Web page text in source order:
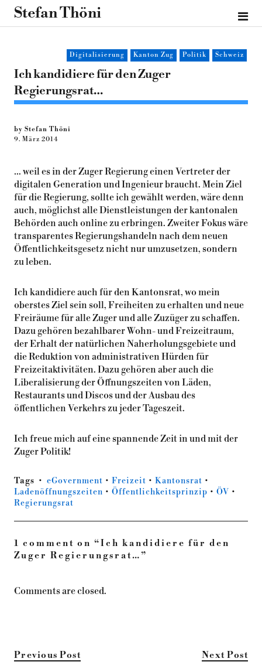
Stefan Thöni
Digitalisierung Kanton Zug Politik Schweiz
Ich kandidiere für den Zuger
Regierungsrat…
by Stefan Thöni
9. März 2014
… weil es in der Zuger Regierung einen Vertreter der
digitalen Generation und Ingenieur braucht. Mein Ziel
für die Regierung, sollte ich gewählt werden, wäre denn
auch, möglichst alle Dienstleistungen der kantonalen
Behörden auch online zu erbringen. Zweiter Fokus wäre
transparentes Regierungshandeln nach dem neuen
Öffentlichkeitsgesetz nicht nur umzusetzen, sondern
zu leben.
Ich kandidiere auch für den Kantonsrat, wo mein
oberstes Ziel sein soll, Freiheiten zu erhalten und neue
Freiräume für alle Zuger und alle Zuzüger zu schaffen.
Dazu gehören bezahlbarer Wohn- und Freizeitraum,
der Erhalt der natürlichen Naherholungsgebiete und
die Reduktion von administrativen Hürden für
Freizeitaktivitäten. Dazu gehören aber auch die
Liberalisierung der Öffnungszeiten von Läden,
Restaurants und Discos und der Ausbau des
öffentlichen Verkehrs zu jeder Tageszeit.
Ich freue mich auf eine spannende Zeit in und mit der
Zuger Politik!
Tags eGovernment • Freizeit • Kantonsrat •
Ladenöffnungszeiten • Öffentlichkeitsprinzip • ÖV •
Regierungsrat
1 comment on “Ich kandidiere für den
Zuger Regierungsrat…”
Comments are closed.
Previous Post Next Post